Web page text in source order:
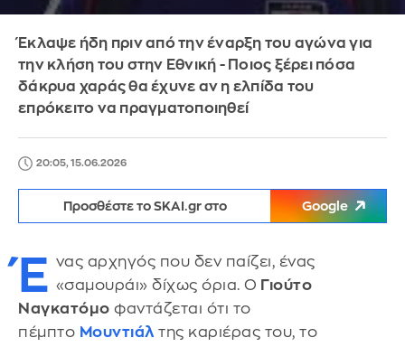
Έκλαψε ήδη πριν από την έναρξη του αγώνα για
την κλήση του στην Εθνική - Ποιος ξέρει πόσα
δάκρυα χαράς θα έχυνε αν η ελπίδα του
επρόκειτο να πραγματοποιηθεί
20:05, 15.06.2026
Προσθέστε το SKAI.gr στο Google
Έ νας αρχηγός που δεν παίζει, ένας
«σαμουράι» δίχως όρια. Ο Γιούτο
Ναγκατόμο φαντάζεται ότι το
πέμπτο Μουντιάλ της καριέρας του, το